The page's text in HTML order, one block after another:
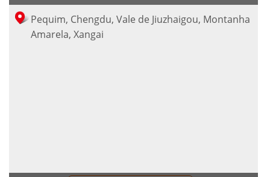
Pequim, Chengdu, Vale de Jiuzhaigou, Montanha
Amarela, Xangai